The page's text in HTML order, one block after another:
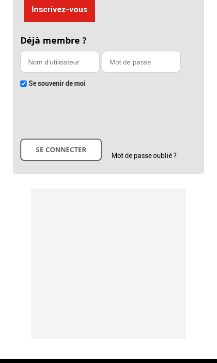
Inscrivez-vous
Déjà membre ?
Se souvenir de moi
Mot de passe oublié ?